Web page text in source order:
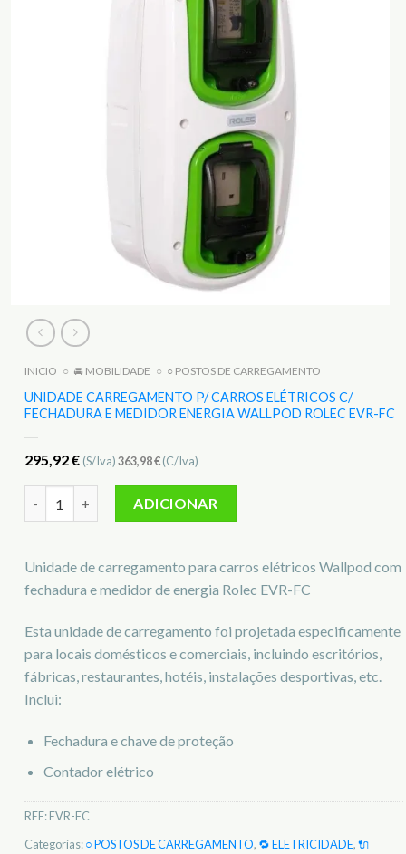
INICIO ○ 🚘 MOBILIDADE ○ ○ POSTOS DE CARREGAMENTO
UNIDADE CARREGAMENTO P/ CARROS ELÉTRICOS C/
FECHADURA E MEDIDOR ENERGIA WALLPOD ROLEC EVR-FC
295,92€ (S/Iva)363,98€(C/Iva)
ADICIONAR
Unidade de carregamento para carros elétricos Wallpod com
fechadura e medidor de energia Rolec EVR-FC
Esta unidade de carregamento foi projetada especificamente
para locais domésticos e comerciais, incluindo escritórios,
fábricas, restaurantes, hotéis, instalações desportivas, etc.
Inclui:
Fechadura e chave de proteção
Contador elétrico
REF:EVR-FC
Categorias:○ POSTOS DE CARREGAMENTO, 🔁 ELETRICIDADE,🔌